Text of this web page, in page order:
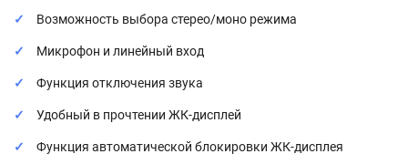
Возможность выбора стерео/моно режима
Микрофон и линейный вход
Функция отключения звука
Удобный в прочтении ЖК-дисплей
Функция автоматической блокировки ЖК-дисплея